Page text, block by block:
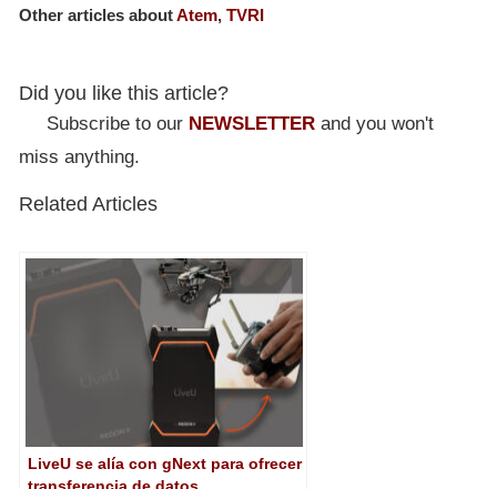
Other articles aboutAtem, TVRI
Did you like this article?
Subscribe to our NEWSLETTER and you won't
miss anything.
Related Articles
LiveU se alía con gNext para ofrecer